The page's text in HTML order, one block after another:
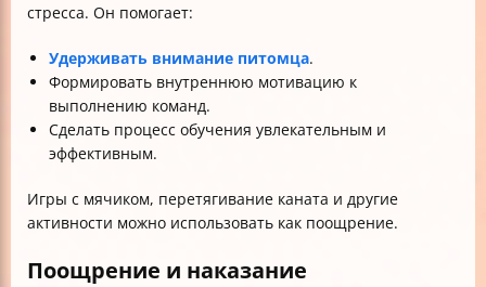
стресса. Он помогает:
Удерживать внимание питомца.
Формировать внутреннюю мотивацию к
выполнению команд.
Сделать процесс обучения увлекательным и
эффективным.
Игры с мячиком, перетягивание каната и другие
активности можно использовать как поощрение.
Поощрение и наказание